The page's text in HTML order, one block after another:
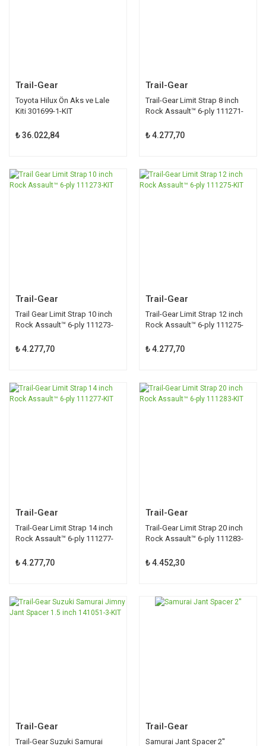
Trail-Gear
Toyota Hilux Ön Aks ve Lale
Kiti 301699-1-KIT
₺ 36.022,84
Trail-Gear
Trail-Gear Limit Strap 8 inch
Rock Assault™ 6-ply 111271-
₺ 4.277,70
Trail-Gear
Trail Gear Limit Strap 10 inch
Rock Assault™ 6-ply 111273-
₺ 4.277,70
Trail-Gear
Trail-Gear Limit Strap 12 inch
Rock Assault™ 6-ply 111275-
₺ 4.277,70
Trail-Gear
Trail-Gear Limit Strap 14 inch
Rock Assault™ 6-ply 111277-
₺ 4.277,70
Trail-Gear
Trail-Gear Limit Strap 20 inch
Rock Assault™ 6-ply 111283-
₺ 4.452,30
Trail-Gear
Trail-Gear Suzuki Samurai
Trail-Gear
Samurai Jant Spacer 2''